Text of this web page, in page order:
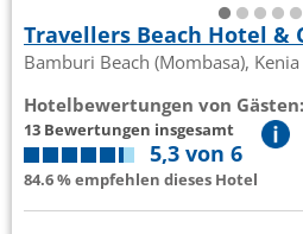
Travellers Beach Hotel &
Bamburi Beach (Mombasa),
Hotelbewertungen von Gästen:
13 Bewertungen insgesamt
5,3 von 6
84.6 % empfehlen dieses Hotel